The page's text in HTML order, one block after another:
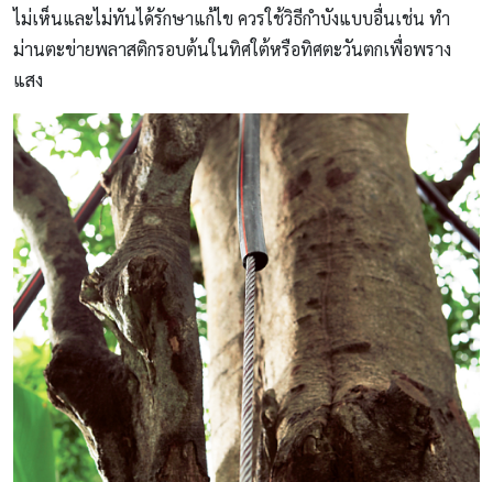
ไม่เห็นและไม่ทันได้รักษาแก้ไข ควรใช้วิธีกำบังแบบอื่นเช่น ทำ
ม่านตะข่ายพลาสติกรอบต้นในทิศใต้หรือทิศตะวันตกเพื่อพราง
แสง